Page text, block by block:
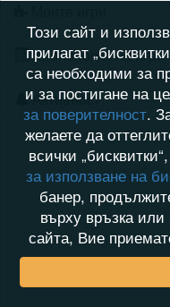
Хронология на игри
Активност
Този сайт и
прилагат
са необходими за
и за постигане на
за поверителност.
желаете да
всички
за използване на
банер,
върху връзка или
сайта, Вие